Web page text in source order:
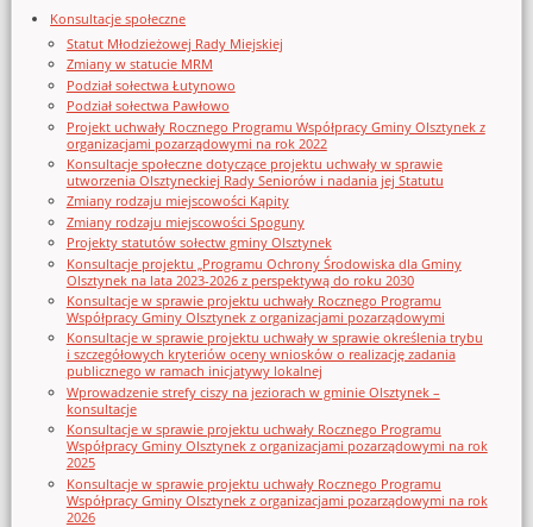
Konsultacje społeczne
Statut Młodzieżowej Rady Miejskiej
Zmiany w statucie MRM
Podział sołectwa Łutynowo
Podział sołectwa Pawłowo
Projekt uchwały Rocznego Programu Współpracy Gminy Olsztynek z
organizacjami pozarządowymi na rok 2022
Konsultacje społeczne dotyczące projektu uchwały w sprawie
utworzenia Olsztyneckiej Rady Seniorów i nadania jej Statutu
Zmiany rodzaju miejscowości Kąpity
Zmiany rodzaju miejscowości Spoguny
Projekty statutów sołectw gminy Olsztynek
Konsultacje projektu „Programu Ochrony Środowiska dla Gminy
Olsztynek na lata 2023-2026 z perspektywą do roku 2030
Konsultacje w sprawie projektu uchwały Rocznego Programu
Współpracy Gminy Olsztynek z organizacjami pozarządowymi
Konsultacje w sprawie projektu uchwały w sprawie określenia trybu
i szczegółowych kryteriów oceny wniosków o realizację zadania
publicznego w ramach inicjatywy lokalnej
Wprowadzenie strefy ciszy na jeziorach w gminie Olsztynek –
konsultacje
Konsultacje w sprawie projektu uchwały Rocznego Programu
Współpracy Gminy Olsztynek z organizacjami pozarządowymi na rok
2025
Konsultacje w sprawie projektu uchwały Rocznego Programu
Współpracy Gminy Olsztynek z organizacjami pozarządowymi na rok
2026